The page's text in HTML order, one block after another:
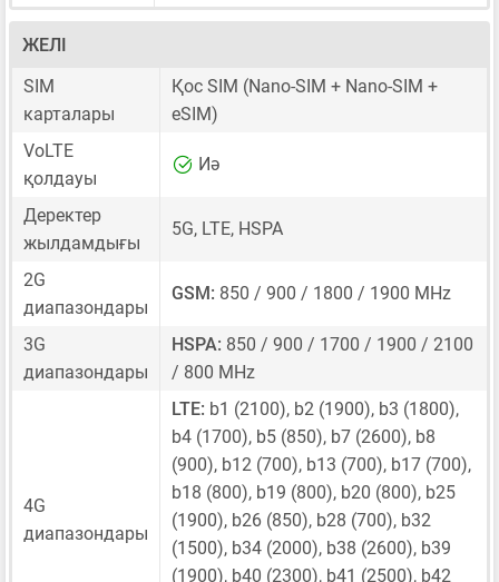
ЖЕЛІ
SIM
карталары
Қос SIM (Nano-SIM + Nano-SIM +
eSIM)
VoLTE
қолдауы
Иә
Деректер
жылдамдығы
5G, LTE, HSPA
2G
диапазондары
GSM: 850 / 900 / 1800 / 1900 MHz
3G
диапазондары
HSPA: 850 / 900 / 1700 / 1900 / 2100
/ 800 MHz
4G
диапазондары
LTE: b1 (2100), b2 (1900), b3 (1800),
b4 (1700), b5 (850), b7 (2600), b8
(900), b12 (700), b13 (700), b17 (700),
b18 (800), b19 (800), b20 (800), b25
(1900), b26 (850), b28 (700), b32
(1500), b34 (2000), b38 (2600), b39
(1900), b40 (2300), b41 (2500), b42